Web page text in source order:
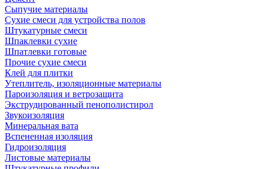
Сыпучие материалы
Сухие смеси для устройства полов
Штукатурные смеси
Шпаклевки сухие
Шпатлевки готовые
Прочие сухие смеси
Клей для плитки
Утеплитель, изоляционные материалы
Пароизоляция и ветрозащита
Экструдированный пенополистирол
Звукоизоляция
Минеральная вата
Вспененная изоляция
Гидроизоляция
Листовые материалы